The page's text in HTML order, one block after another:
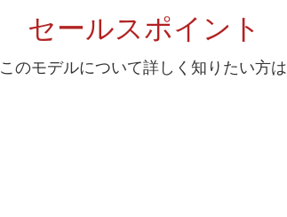
セールスポイント
このモデルについて詳しく知りたい方は